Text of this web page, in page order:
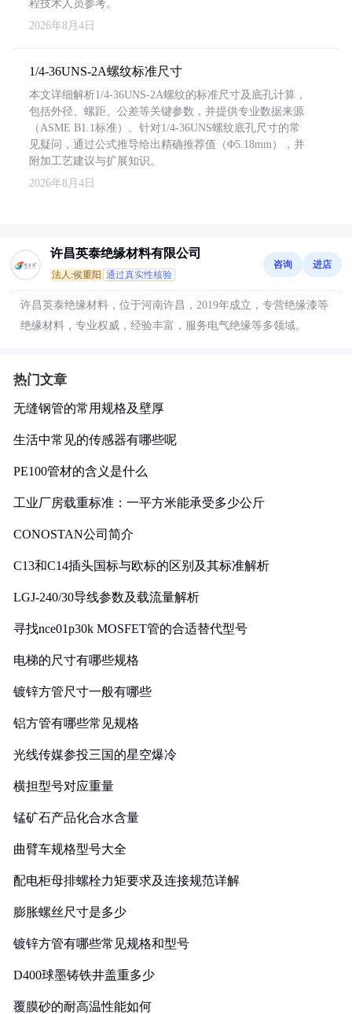
程技术人员参考。
2026年8月4日
1/4-36UNS-2A螺纹标准尺寸
本文详细解析1/4-36UNS-2A螺纹的标准尺寸及底孔计算，
包括外径、螺距、公差等关键参数，并提供专业数据来源
（ASME B1.1标准）。针对1/4-36UNS螺纹底孔尺寸的常
见疑问，通过公式推导给出精确推荐值（Φ5.18mm），并
附加工艺建议与扩展知识。
2026年8月4日
许昌英泰绝缘材料有限公司
法人:侯重阳 通过真实性核验
咨询 进店
许昌英泰绝缘材料，位于河南许昌，2019年成立，专营绝缘漆等
绝缘材料，专业权威，经验丰富，服务电气绝缘等多领域。
热门文章
无缝钢管的常用规格及壁厚
生活中常见的传感器有哪些呢
PE100管材的含义是什么
工业厂房载重标准：一平方米能承受多少公斤
CONOSTAN公司简介
C13和C14插头国标与欧标的区别及其标准解析
LGJ-240/30导线参数及载流量解析
寻找nce01p30k MOSFET管的合适替代型号
电梯的尺寸有哪些规格
镀锌方管尺寸一般有哪些
铝方管有哪些常见规格
光线传媒参投三国的星空爆冷
横担型号对应重量
锰矿石产品化合水含量
曲臂车规格型号大全
配电柜母排螺栓力矩要求及连接规范详解
膨胀螺丝尺寸是多少
镀锌方管有哪些常见规格和型号
D400球墨铸铁井盖重多少
覆膜砂的耐高温性能如何